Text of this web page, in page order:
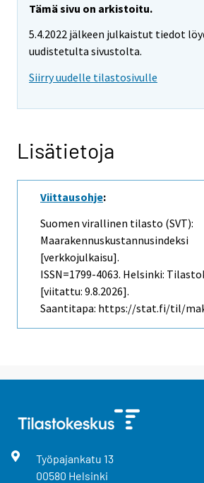
Tämä sivu on arkistoitu.
5.4.2022 jälkeen julkaistut tiedot
uudistetulta sivustolta.
Siirry uudelle tilastosivulle
Lisätietoja
Viittausohje:
Suomen virallinen tilasto (SVT):
Maarakennuskustannusindeksi
[verkkojulkaisu].
ISSN=1799-4063. Helsinki:
[viitattu: 9.8.2026].
Saantitapa: https://stat.fi/til/
Työpajankatu 13
00580 Helsinki